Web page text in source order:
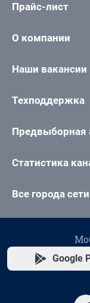
Прайс-лист
О компании
Наши вакансии
Техподдержка
Предвыборная
Статистика
Все города сети
Google